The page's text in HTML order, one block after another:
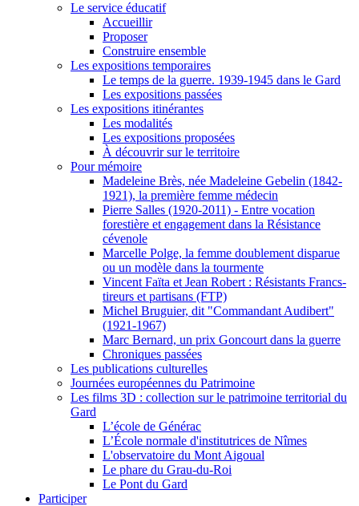
Le service éducatif
Accueillir
Proposer
Construire ensemble
Les expositions temporaires
Le temps de la guerre. 1939-1945 dans le Gard
Les expositions passées
Les expositions itinérantes
Les modalités
Les expositions proposées
À découvrir sur le territoire
Pour mémoire
Madeleine Brès, née Madeleine Gebelin (1842-
1921), la première femme médecin
Pierre Salles (1920-2011) - Entre vocation
forestière et engagement dans la Résistance
cévenole
Marcelle Polge, la femme doublement disparue
ou un modèle dans la tourmente
Vincent Faïta et Jean Robert : Résistants Francs-
tireurs et partisans (FTP)
Michel Bruguier, dit "Commandant Audibert"
(1921-1967)
Marc Bernard, un prix Goncourt dans la guerre
Chroniques passées
Les publications culturelles
Journées européennes du Patrimoine
Les films 3D : collection sur le patrimoine territorial du
Gard
L’école de Générac
L’École normale d'institutrices de Nîmes
L'observatoire du Mont Aigoual
Le phare du Grau-du-Roi
Le Pont du Gard
Participer